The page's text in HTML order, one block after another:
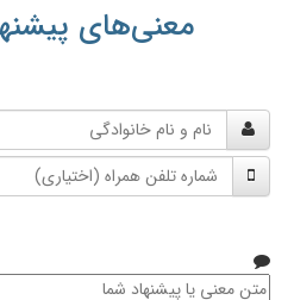
معنی‌های
و
نام
خانوادگی
شماره
تلفن
متن